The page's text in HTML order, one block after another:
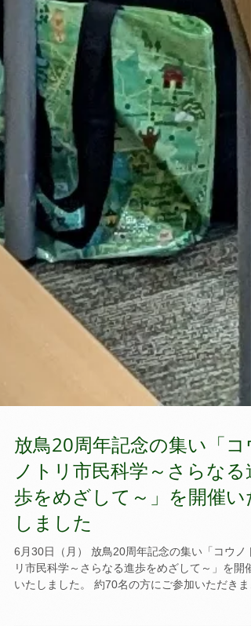
放鳥20周年記念の集い「コ
ノトリ市民科学～さらなる進
歩をめざして～」を開催い
しました
6月30日（月） 放鳥20周年記念の集い「コウノト